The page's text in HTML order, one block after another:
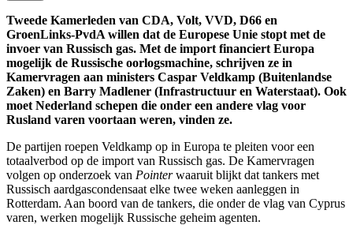
Tweede Kamerleden van CDA, Volt, VVD, D66 en
GroenLinks-PvdA willen dat de Europese Unie stopt met de
invoer van Russisch gas. Met de import financiert Europa
mogelijk de Russische oorlogsmachine, schrijven ze in
Kamervragen aan ministers Caspar Veldkamp (Buitenlandse
Zaken) en Barry Madlener (Infrastructuur en Waterstaat). Ook
moet Nederland schepen die onder een andere vlag voor
Rusland varen voortaan weren, vinden ze.
De partijen roepen Veldkamp op in Europa te pleiten voor een
totaalverbod op de import van Russisch gas. De Kamervragen
volgen op onderzoek van Pointerwaaruit blijkt dat tankers met
Russisch aardgascondensaat elke twee weken aanleggen in
Rotterdam. Aan boord van de tankers, die onder de vlag van Cyprus
varen, werken mogelijk Russische geheim agenten.